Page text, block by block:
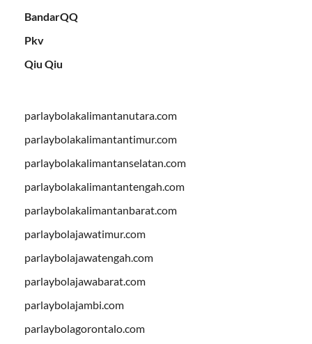
BandarQQ
Pkv
Qiu Qiu
parlaybolakalimantanutara.com
parlaybolakalimantantimur.com
parlaybolakalimantanselatan.com
parlaybolakalimantantengah.com
parlaybolakalimantanbarat.com
parlaybolajawatimur.com
parlaybolajawatengah.com
parlaybolajawabarat.com
parlaybolajambi.com
parlaybolagorontalo.com